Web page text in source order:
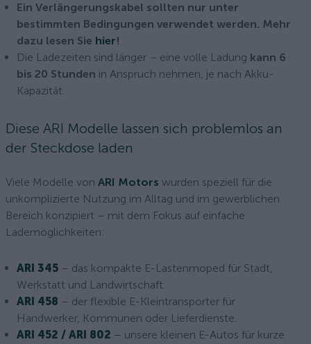
Ein Verlängerungskabel sollten nur unter
bestimmten Bedingungen verwendet werden. Mehr
dazu lesen Sie hier!
Die Ladezeiten sind länger – eine volle Ladung kann 6
bis 20 Stunden in Anspruch nehmen, je nach Akku-
Kapazität.
Diese ARI Modelle lassen sich problemlos an
der Steckdose laden
Viele Modelle von ARI Motors wurden speziell für die
unkomplizierte Nutzung im Alltag und im gewerblichen
Bereich konzipiert – mit dem Fokus auf einfache
Lademöglichkeiten:
ARI 345 – das kompakte E-Lastenmoped für Stadt,
Werkstatt und Landwirtschaft.
ARI 458 – der flexible E-Kleintransporter für
Handwerker, Kommunen oder Lieferdienste.
ARI 452 / ARI 802 – unsere kleinen E-Autos für kurze